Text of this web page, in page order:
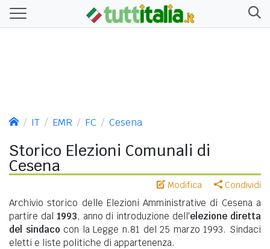
IT EMR FC Cesena
Storico Elezioni Comunali di
Cesena
Modifica Condividi
Archivio storico delle Elezioni Amministrative di Cesena a
partire dal 1993, anno di introduzione dell'elezione diretta
del sindaco con la Legge n.81 del 25 marzo 1993. Sindaci
eletti e liste politiche di appartenenza.